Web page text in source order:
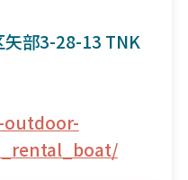
部3-28-13 TNK